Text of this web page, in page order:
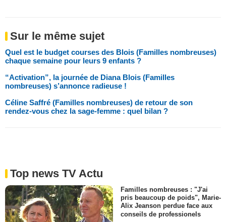
Sur le même sujet
Quel est le budget courses des Blois (Familles nombreuses)
chaque semaine pour leurs 9 enfants ?
“Activation”, la journée de Diana Blois (Familles
nombreuses) s’annonce radieuse !
Céline Saffré (Familles nombreuses) de retour de son
rendez-vous chez la sage-femme : quel bilan ?
Top news TV Actu
Familles nombreuses : "J'ai
pris beaucoup de poids", Marie-
Alix Jeanson perdue face aux
conseils de professionels